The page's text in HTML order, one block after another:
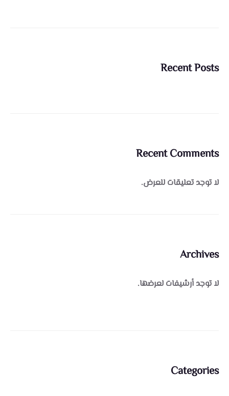
Recent Posts
Recent Comments
لا توجد تعليقات للعرض.
Archives
لا توجد أرشيفات لعرضها.
Categories